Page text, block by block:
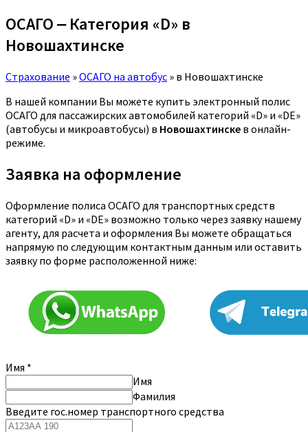
ОСАГО ‒ Категория «D» в
Новошахтинске
Страхование »ОСАГО на автобус » в Новошахтинске
В нашей компании Вы можете купить электронный полис
ОСАГО для пассажирских автомобилей категорий «D» и «DE»
(автобусы и микроавтобусы) в Новошахтинске в онлайн-
режиме.
Заявка на оформление
Оформление полиса ОСАГО для транспортных средств
категорий «D» и «DE» возможно только через заявку нашему
агенту, для расчета и оформления Вы можете обращаться
напрямую по следующим контактным данным или оставить
заявку по форме расположенной ниже:
Имя *
Имя
Фамилия
Введите гос.номер транспортного средства